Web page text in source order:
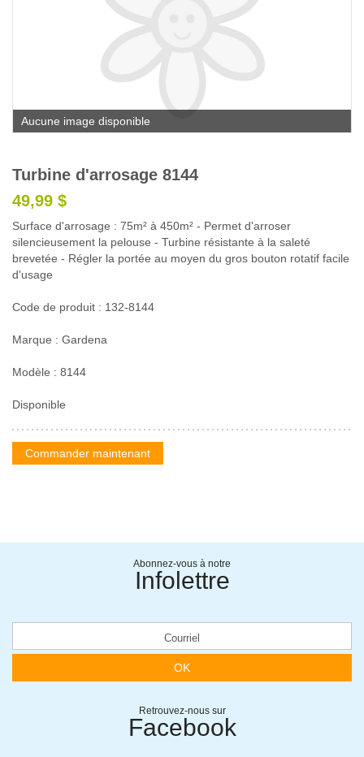
Calendrier horticole
Emplois
Service à la clientèle
Nous joindre
Aucune image disponible
Turbine d'arrosage 8144
49,99 $
Surface d'arrosage : 75m² à 450m² - Permet d'arroser
silencieusement la pelouse - Turbine résistante à la saleté
brevetée - Régler la portée au moyen du gros bouton rotatif facile
d'usage
Code de produit : 132-8144
Marque : Gardena
Modèle : 8144
Disponible
Commander maintenant
Abonnez-vous à notre
Infolettre
OK
Retrouvez-nous sur
Facebook